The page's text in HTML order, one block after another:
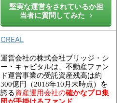
堅実な運営をされているか担
当者に質問してみた
CREAL
運営会社の株式会社ブリッジ・シ
ー・キャピタルは、不動産ファン
ド運営事業の受託資産残高は約
300億円（2018年10月末時点）を
誇る資産運用会社の確かなプロ集
団が手掛けるファンド